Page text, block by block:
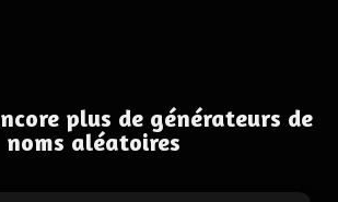
plus de générateurs de
noms aléatoires